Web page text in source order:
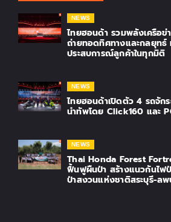
NEWS
ไทยฮอนด้า รวมพลังเครือข่
ถ่ายทอดทิศทางและกลยุทธ์
ประสบการณ์ลูกค้าในทุกมิติ
NEWS
ไทยฮอนด้าเปิดตัว 4 รถจัก
นำทัพโดย Click160 และ
NEWS
Thai Honda Forest
ฟื้นฟูผืนป่า สร้างแนวกันไฟ
ป่าสงวนแห่งชาติสระบุรี-ล